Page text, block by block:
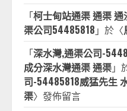
「柯士甸站通渠 通渠
渠公司54485818 」於〈
「深水灣,通渠公司-
成分深水灣通渠 通渠」
司-54485818威猛先生
渠〉發佈留言